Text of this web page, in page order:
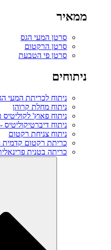
ממאיר
סרטן המעי הגס
סרטן הרקטום
סרטן פי הטבעת
ניתוחים
ניתוח לכריתת המעי
ניתוח מחלת קרוהן
ניתוח פאוץ' לקוליטיס
ניתוח
ניתוח צניחת רקטום
כריתת רקטום קדמית
כריתה בטנית